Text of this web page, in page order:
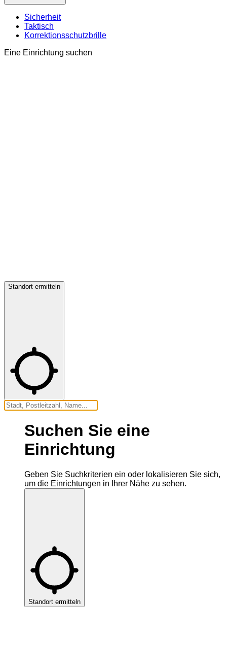
Sicherheit
Taktisch
Korrektionsschutzbrille
Eine Einrichtung suchen
Standort ermitteln
Suchen Sie eine
Einrichtung
Geben Sie Suchkriterien ein oder lokalisieren Sie sich,
um die Einrichtungen in Ihrer Nähe zu sehen.
Standort ermitteln